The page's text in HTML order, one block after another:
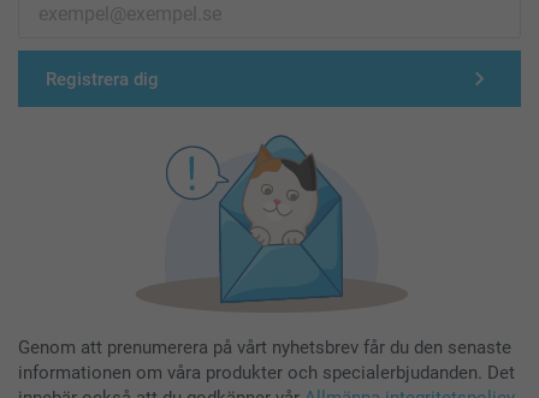
Registrera dig
Genom att prenumerera på vårt nyhetsbrev får du den senaste
informationen om våra produkter och specialerbjudanden. Det